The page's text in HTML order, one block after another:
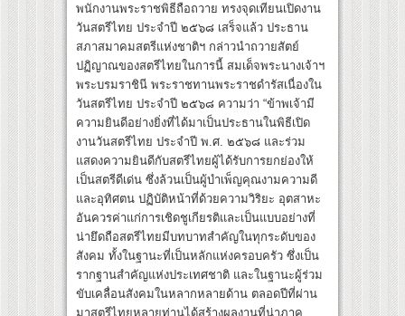
พนักงานพระราชพิธีถือถวาย ทรงจุดเทียนเปิดงาน
วันสตรีไทย ประจำปี ๒๕๖๘ เสร็จแล้ว ประธาน
สภาสมาคมสตรีแห่งชาติฯ กล่าวนำถวายสัตย์
ปฏิญาณของสตรีไทยในการนี้ สมเด็จพระนางเจ้าฯ
พระบรมราชินี พระราชทานพระราชดำรัสเนื่องใน
วันสตรีไทย ประจำปี ๒๕๖๘ ความว่า “ข้าพเจ้ามี
ความยินดีอย่างยิ่งที่ได้มาเป็นประธานในพิธีเปิด
งานวันสตรีไทย ประจำปี พ.ศ. ๒๕๖๘ และร่วม
แสดงความยินดีกับสตรีไทยผู้ได้รับการยกย่องให้
เป็นสตรีดีเด่น ซึ่งล้วนเป็นผู้บำเพ็ญคุณงามความดี
และอุทิศตน ปฏิบัติหน้าที่ด้วยความวิริยะ อุตสาหะ
อันควรค่าแก่การเชิดชูเกียรติและเป็นแบบอย่างที่
น่ายึดถือสตรีไทยมีบทบาทสำคัญในทุกระดับของ
สังคม ทั้งในฐานะที่เป็นหลักแห่งครอบครัว ซึ่งเป็น
รากฐานสำคัญแห่งประเทศชาติ และในฐานะผู้ร่วม
ขับเคลื่อนสังคมในหลากหลายด้าน ตลอดปีที่ผ่าน
มาสตรีไทยหลายท่านได้สร้างผลงานที่น่าภาค